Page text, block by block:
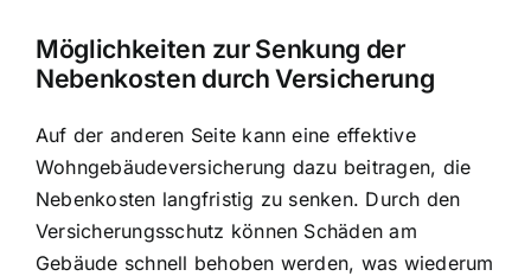
Möglichkeiten zur Senkung der
Nebenkosten durch Versicherung
Auf der anderen Seite kann eine effektive
Wohngebäudeversicherung dazu beitragen, die
Nebenkosten langfristig zu senken. Durch den
Versicherungsschutz können Schäden am
Gebäude schnell behoben werden, was wiederum